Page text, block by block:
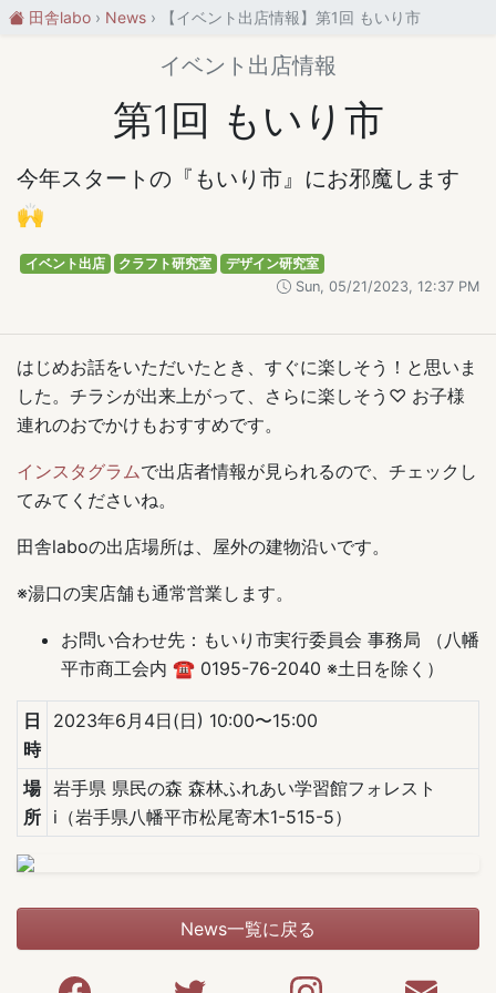
田舎labo News 【イベント出店情報】第1回 もいり市
イベント出店情報
第1回 もいり市
今年スタートの『もいり市』にお邪魔します
🙌
イベント出店 クラフト研究室
デザイン研究室
Sun, 05/21/2023, 12:37 PM
はじめお話をいただいたとき、すぐに楽しそう！と思いま
した。チラシが出来上がって、さらに楽しそう♡ お子様
連れのおでかけもおすすめです。
インスタグラムで出店者情報が見られるので、チェックし
てみてくださいね。
田舎laboの出店場所は、屋外の建物沿いです。
※湯口の実店舗も通常営業します。
お問い合わせ先：もいり市実行委員会 事務局 （八幡
平市商工会内 ☎︎ 0195-76-2040 ※土日を除く）
日
時
2023年6月4日(日) 10:00〜15:00
場
所
岩手県 県民の森 森林ふれあい学習館フォレスト
i（岩手県八幡平市松尾寄木1-515-5）
News一覧に戻る